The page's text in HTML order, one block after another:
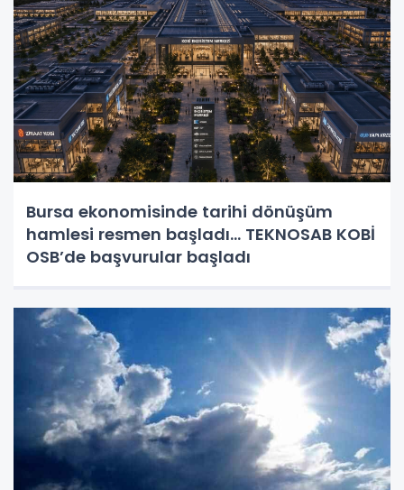
Bursa ekonomisinde tarihi dönüşüm
hamlesi resmen başladı... TEKNOSAB KOBİ
OSB’de başvurular başladı